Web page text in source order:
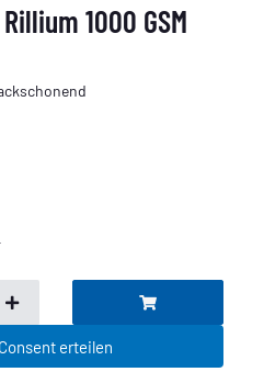
1000 GSM
Consent erteilen